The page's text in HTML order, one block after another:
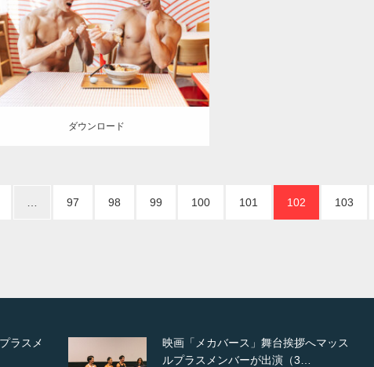
レンジの人 AKIHITO(細マッチョ)
SOSUKE 肩 こっそりプロテイン 札幌
（北海道）
ダウンロード
ダウンロード
97 98 99 100 101 102 103
へマッス
3…
【TV】NHK BS「COOL JAPAN 」に
てマッスルプ…